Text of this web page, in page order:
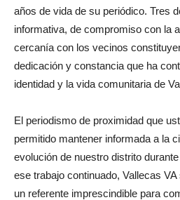
años de vida de su periódico. Tres
informativa, de compromiso con la
cercanía con los vecinos
dedicación y constancia que ha
identidad y la vida comunitaria de
El periodismo de proximidad que
permitido mantener informada a la
evolución de nuestro distrito
ese trabajo continuado, Vallecas
un referente imprescindible para